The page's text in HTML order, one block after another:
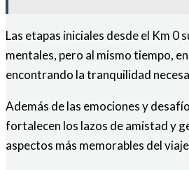
Las etapas iniciales desde el Km
mentales, pero al mismo tiempo,
encontrando la tranquilidad
Además de las emociones y
fortalecen los lazos de amistad y
aspectos más memorables del